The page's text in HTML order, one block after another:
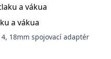
a vákua
18mm spojovací adaptér